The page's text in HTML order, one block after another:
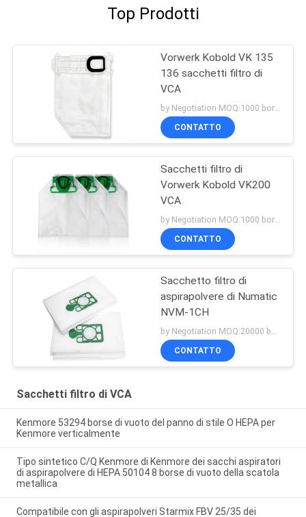
Top Prodotti
Vorwerk Kobold VK 135
136 sacchetti filtro di
VCA
by Negotiation MOQ:1000 borsa/borse
CONTATTO
Sacchetti filtro di
Vorwerk Kobold VK200
VCA
CONTATTO
Sacchetto filtro di
aspirapolvere di Numatic
NVM-1CH
CONTATTO
Sacchetti filtro di VCA
Kenmore 53294 borse di vuoto del panno di stile O HEPA per
Kenmore verticalmente
Tipo sintetico C/Q Kenmore di Kenmore dei sacchi aspiratori
di aspirapolvere di HEPA 50104 8 borse di vuoto della scatola
metallica
Compatibile con gli aspirapolveri Starmix FBV 25/35 dei